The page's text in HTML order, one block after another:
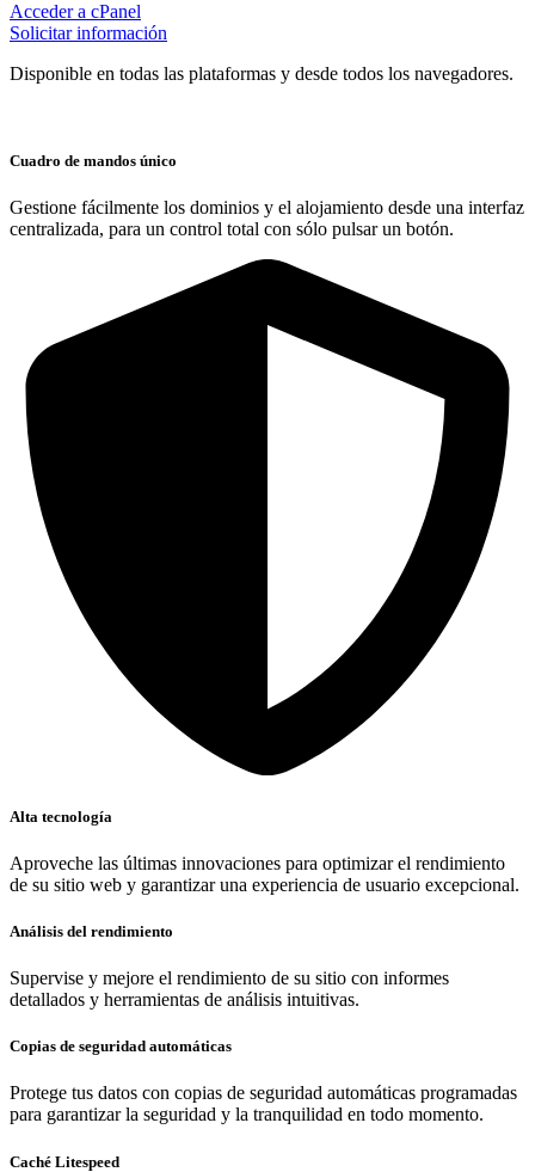
Acceder a cPanel
Solicitar información
Disponible en todas las plataformas y desde todos los navegadores.
Cuadro de mandos único
Gestione fácilmente los dominios y el alojamiento desde una interfaz
centralizada, para un control total con sólo pulsar un botón.
Alta tecnología
Aproveche las últimas innovaciones para optimizar el rendimiento
de su sitio web y garantizar una experiencia de usuario excepcional.
Análisis del rendimiento
Supervise y mejore el rendimiento de su sitio con informes
detallados y herramientas de análisis intuitivas.
Copias de seguridad automáticas
Protege tus datos con copias de seguridad automáticas programadas
para garantizar la seguridad y la tranquilidad en todo momento.
Caché Litespeed